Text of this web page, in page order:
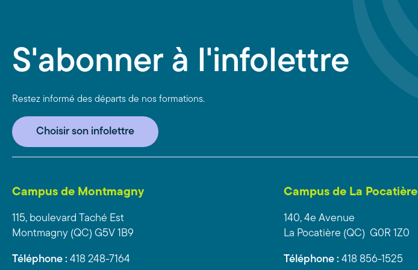
S'abonner à l'infolettre
Restez informé des départs de nos formations.
Choisir son infolettre
Campus de Montmagny
115, boulevard Taché Est
Montmagny (QC) G5V 1B9
Téléphone : 418 248-7164
Campus de La Pocatière
140, 4e Avenue
La Pocatière (QC) G0R 1Z0
Téléphone : 418 856-1525